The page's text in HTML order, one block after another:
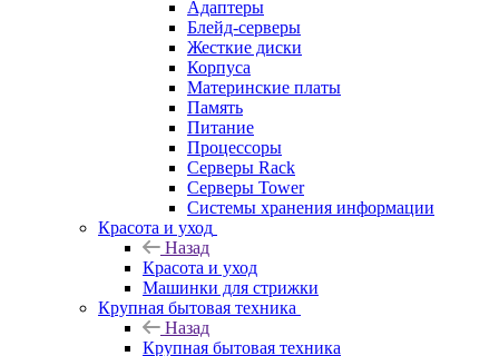
Адаптеры
Блейд-серверы
Жесткие диски
Корпуса
Материнские платы
Память
Питание
Процессоры
Серверы Rack
Серверы Tower
Системы хранения информации
Красота и уход
Назад
Красота и уход
Машинки для стрижки
Крупная бытовая техника
Назад
Крупная бытовая техника